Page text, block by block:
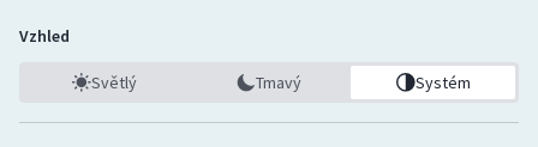
Vzhled
Světlý Tmavý Systém